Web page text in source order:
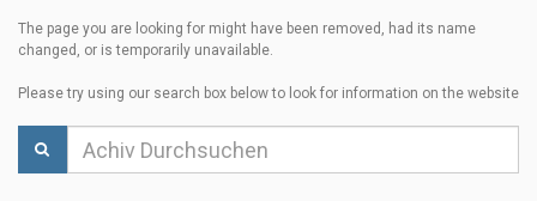
The page you are looking for might have been removed, had its name
changed, or is temporarily unavailable.
Please try using our search box below to look for information on the website